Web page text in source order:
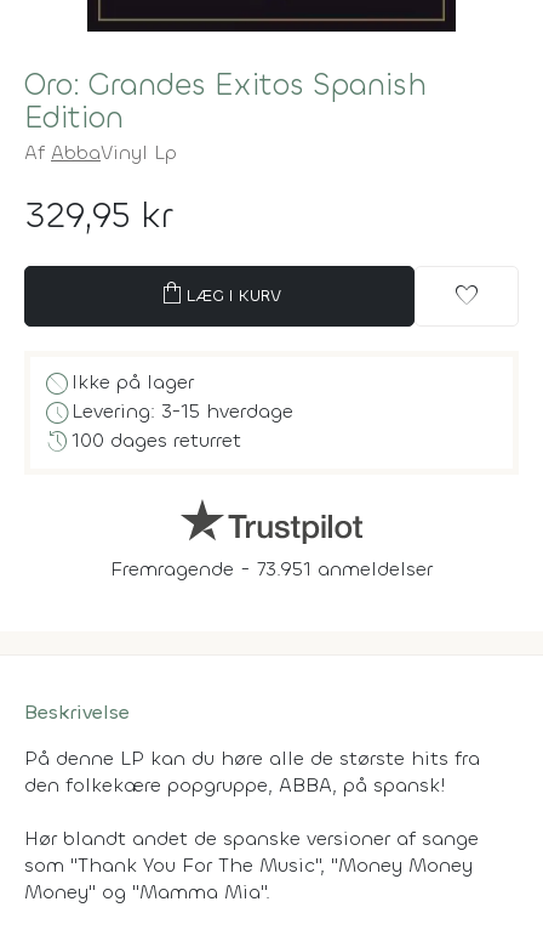
Oro: Grandes Exitos Spanish
Edition
Af AbbaVinyl Lp
329,95 kr
shopping_bag LÆG I KURV favorite
block Ikke på lager
scheduleLevering: 3-15 hverdage
history100 dages returret
Fremragende - 73.951 anmeldelser
Beskrivelse
På denne LP kan du høre alle de største hits fra
den folkekære popgruppe, ABBA, på spansk!
Hør blandt andet de spanske versioner af sange
som "Thank You For The Music", "Money Money
Money" og "Mamma Mia".